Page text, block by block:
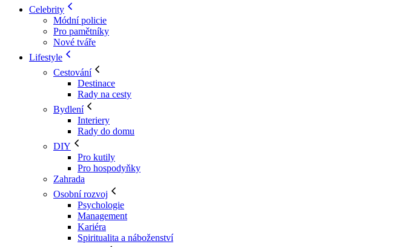
Celebrity
Módní policie
Pro pamětníky
Nové tváře
Lifestyle
Cestování
Destinace
Rady na cesty
Bydlení
Interiery
Rady do domu
DIY
Pro kutily
Pro hospodyňky
Zahrada
Osobní rozvoj
Psychologie
Management
Kariéra
Spiritualita a náboženství